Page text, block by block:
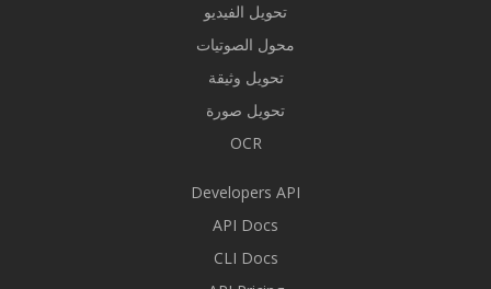
تحويل الفيديو
محول الصوتيات
تحويل وثيقة
تحويل صورة
OCR
Developers API
API Docs
CLI Docs